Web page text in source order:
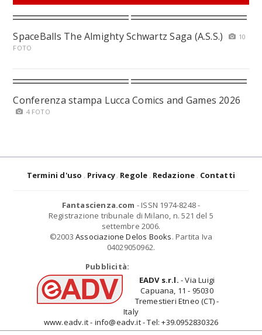
SpaceBalls The Almighty Schwartz Saga (A.S.S.)
10
FOTO
Conferenza stampa Lucca Comics and Games 2026
4 FOTO
Termini d'uso Privacy Regole Redazione Contatti
Fantascienza.com - ISSN 1974-8248 -
Registrazione tribunale di Milano, n. 521 del 5
settembre 2006.
©2003 Associazione Delos Books. Partita Iva
04029050962.
Pubblicità:
EADV s.r.l. - Via Luigi
Capuana, 11 - 95030
Tremestieri Etneo (CT) -
Italy
www.eadv.it - info@eadv.it - Tel: +39.0952830326